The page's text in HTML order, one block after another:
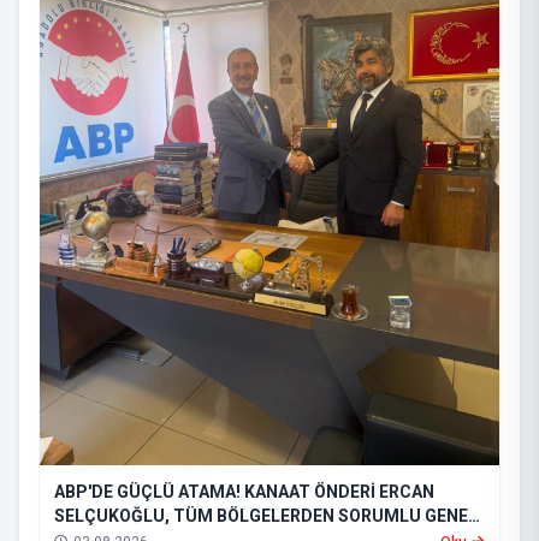
ABP'DE GÜÇLÜ ATAMA! KANAAT ÖNDERİ ERCAN
SELÇUKOĞLU, TÜM BÖLGELERDEN SORUMLU GENEL